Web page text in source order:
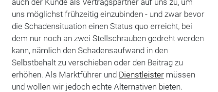
uns möglichst frühzeitig einzubinden - und zwar bevor
die Schadensituation einen Status quo erreicht, bei
dem nur noch an zwei Stellschrauben gedreht werden
kann, nämlich den Schadensaufwand in den
Selbstbehalt zu verschieben oder den Beitrag zu
erhöhen. Als Marktführer und Dienstleistermüssen
und wollen wir jedoch echte Alternativen bieten.